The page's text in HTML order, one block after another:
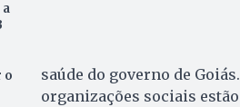
o
saúde do governo de
organizações sociais